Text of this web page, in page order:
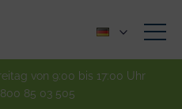
von 9:00 bis 17:00 Uhr
85 03 505